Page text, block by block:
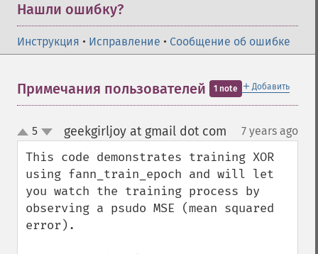
Нашли ошибку?
Инструкция • Исправление • Сообщение об ошибке
＋ Добавить
Примечания пользователей 1 note
up
down
5 geekgirljoy at gmail dot com 7 years ago
This code demonstrates training XOR
using fann_train_epoch and will let
you watch the training process by
observing a psudo MSE (mean squared
error).